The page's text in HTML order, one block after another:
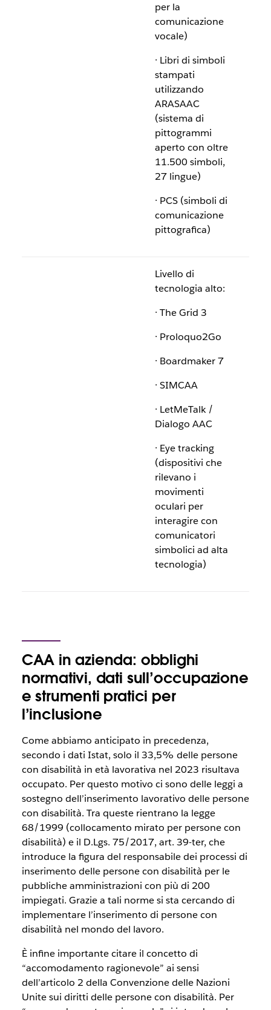
per la
comunicazione
vocale)
· Libri di simboli
stampati
utilizzando
ARASAAC
(sistema di
pittogrammi
aperto con oltre
11.500 simboli,
27 lingue)
· PCS (simboli di
comunicazione
pittografica)
Livello di
tecnologia alto:
· The Grid 3
· Proloquo2Go
· Boardmaker 7
· SIMCAA
· LetMeTalk /
Dialogo AAC
· Eye tracking
(dispositivi che
rilevano i
movimenti
oculari per
interagire con
comunicatori
simbolici ad alta
tecnologia)
CAA in azienda: obblighi
normativi, dati sull’occupazione
e strumenti pratici per
l’inclusione
Come abbiamo anticipato in precedenza,
secondo i dati Istat, solo il 33,5% delle persone
con disabilità in età lavorativa nel 2023 risultava
occupato. Per questo motivo ci sono delle leggi a
sostegno dell’inserimento lavorativo delle persone
con disabilità. Tra queste rientrano la legge
68/1999 (collocamento mirato per persone con
disabilità) e il D.Lgs. 75/2017, art. 39-ter, che
introduce la figura del responsabile dei processi di
inserimento delle persone con disabilità per le
pubbliche amministrazioni con più di 200
impiegati. Grazie a tali norme si sta cercando di
implementare l’inserimento di persone con
disabilità nel mondo del lavoro.
È infine importante citare il concetto di
“accomodamento ragionevole” ai sensi
dell’articolo 2 della Convenzione delle Nazioni
Unite sui diritti delle persone con disabilità. Per